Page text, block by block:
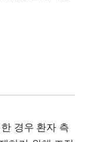
경우 환자 측